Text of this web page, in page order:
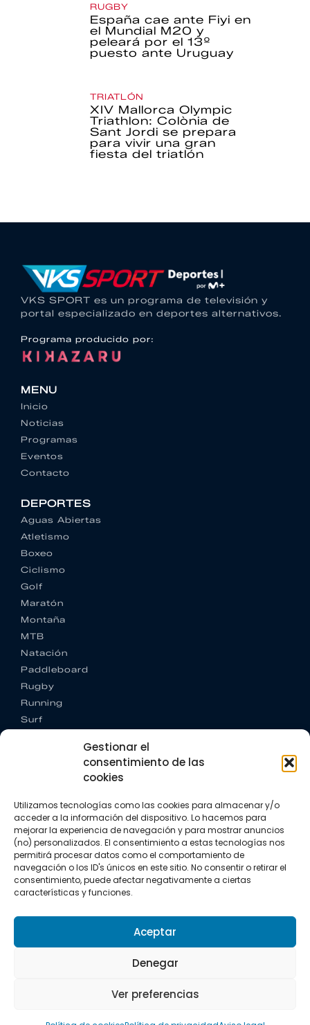
Gestionar el
consentimiento de las
cookies
Utilizamos tecnologías como las cookies para almacenar y/o
acceder a la información del dispositivo. Lo hacemos para
mejorar la experiencia de navegación y para mostrar anuncios
(no) personalizados. El consentimiento a estas tecnologías nos
permitirá procesar datos como el comportamiento de
navegación o los ID's únicos en este sitio. No consentir o retirar el
consentimiento, puede afectar negativamente a ciertas
características y funciones.
Aceptar
Denegar
Ver preferencias
RUGBY
España cae ante Fiyi en
el Mundial M20 y
peleará por el 13º
puesto ante Uruguay
TRIATLÓN
XIV Mallorca Olympic
Triathlon: Colònia de
Sant Jordi se prepara
para vivir una gran
fiesta del triatlón
VKS SPORT es un programa de televisión y
portal especializado en deportes alternativos.
Programa producido por:
MENU
Inicio
Noticias
Programas
Eventos
Contacto
DEPORTES
Aguas Abiertas
Atletismo
Boxeo
Ciclismo
Golf
Maratón
Montaña
MTB
Natación
Paddleboard
Rugby
Running
Surf
CONTACTO
+34 662 342 177
info@vkssport.com
SÍGUENOS
Política de privacidad
Política de cookies
Todos los derechos resevados.